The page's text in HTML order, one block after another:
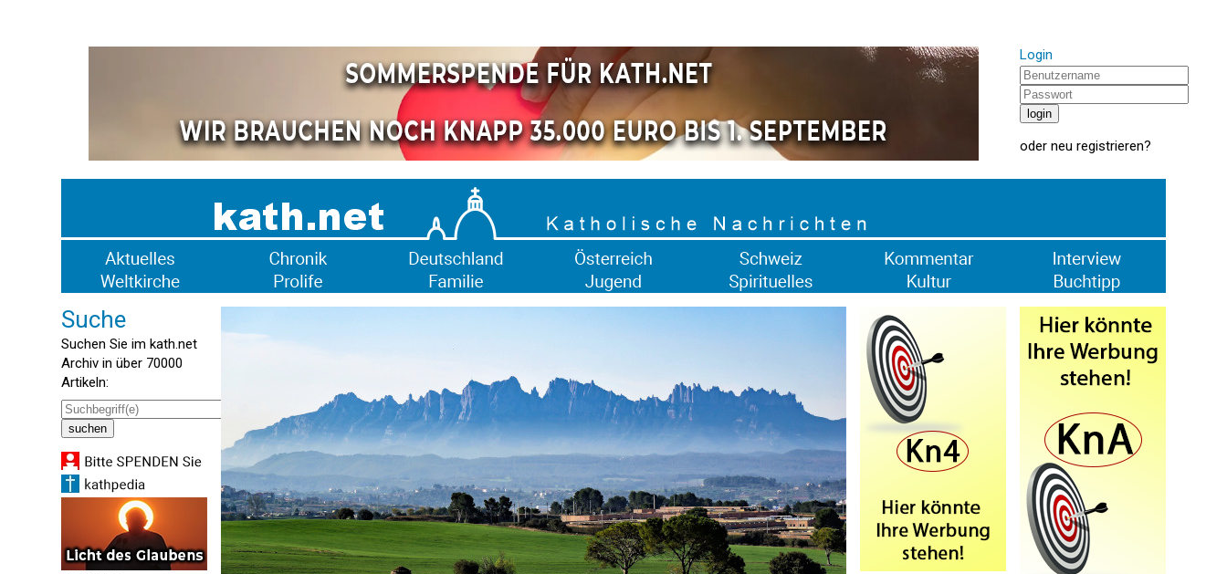
Login
oder neu registrieren?
Suche
Suchen Sie im kath.net
Archiv in über 70000
Artikeln: